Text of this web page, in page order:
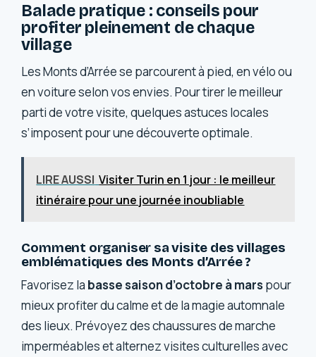
Balade pratique : conseils pour
profiter pleinement de chaque
village
Les Monts d’Arrée se parcourent à pied, en vélo ou
en voiture selon vos envies. Pour tirer le meilleur
parti de votre visite, quelques astuces locales
s’imposent pour une découverte optimale.
LIRE AUSSI Visiter Turin en 1 jour : le meilleur
itinéraire pour une journée inoubliable
Comment organiser sa visite des villages
emblématiques des Monts d’Arrée ?
Favorisez la basse saison d’octobre à mars pour
mieux profiter du calme et de la magie automnale
des lieux. Prévoyez des chaussures de marche
imperméables et alternez visites culturelles avec